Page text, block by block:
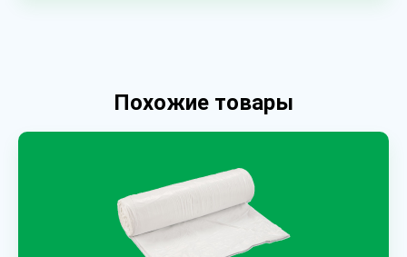
Похожие товары